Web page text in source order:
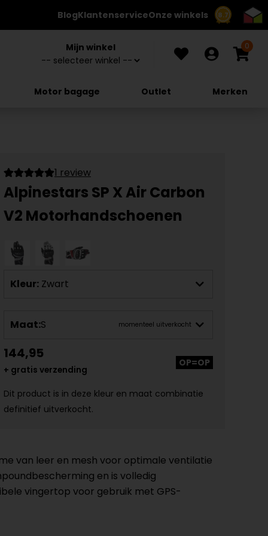
8.7
BlogKlantenserviceOnze winkels
Mijn winkel 0
Motor bagage Outlet Merken
1 review
Alpinestars SP X Air Carbon
V2 Motorhandschoenen
Kleur: Zwart
Maat:S momenteel uitverkocht
144,95
+ gratis verzending
OP=OP
Dit product is in deze kleur en maat combinatie
definitief uitverkocht.
van leer en mesh voor optimale ventilatie
en is volledig
vingertop voor gebruik met GPS-